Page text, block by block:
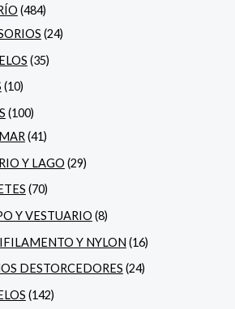
(484)
(24)
(35)
(10)
(100)
MAR(41)
RIO Y LAGO (29)
(70)
Y VESTUARIO (8)
Y NYLON (16)
DESTORCEDORES (24)
(142)